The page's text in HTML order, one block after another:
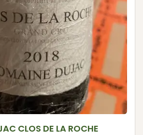
CLOS DE LA ROCHE